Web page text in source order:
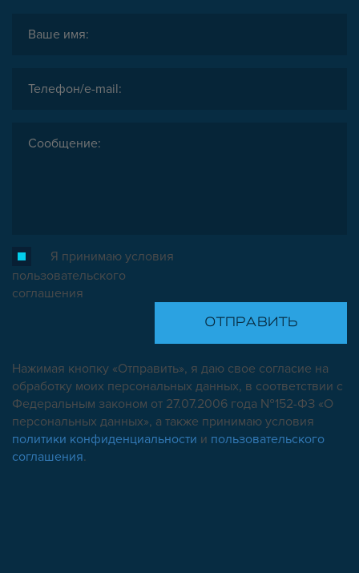
Я принимаю условия
пользовательского
соглашения
Нажимая кнопку «Отправить», я даю свое согласие на
обработку моих персональных данных, в соответствии с
Федеральным законом от 27.07.2006 года №152-ФЗ «О
персональных данных», а также принимаю условия
политики конфиденциальности и пользовательского
соглашения.